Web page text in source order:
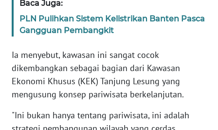
Baca Juga:
PLN Pulihkan Sistem Kelistrikan Banten Pasca
Gangguan Pembangkit
Ia menyebut, kawasan ini sangat cocok
dikembangkan sebagai bagian dari Kawasan
Ekonomi Khusus (KEK) Tanjung Lesung yang
mengusung konsep pariwisata berkelanjutan.
"Ini bukan hanya tentang pariwisata, ini adalah
WN
SERAMBI
WN
JAMBI
WN
SULTRA
WN